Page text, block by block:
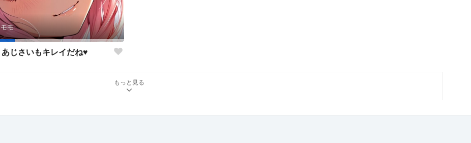
モモ
あじさいもキレイだね♥
もっと見る